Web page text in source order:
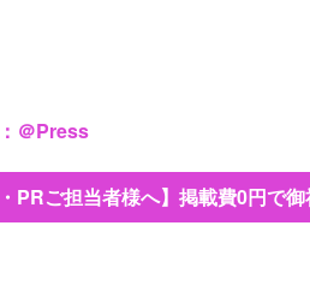
＠Press
・PRご担当者様へ】掲載費0円で